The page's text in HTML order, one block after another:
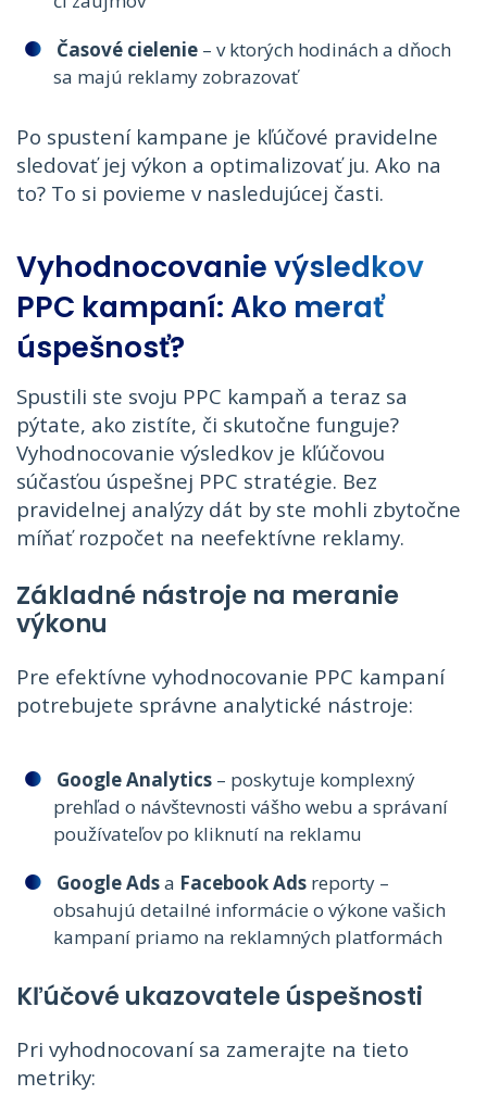
Časové cielenie– v ktorých hodinách a dňoch
sa majú reklamy zobrazovať
Po spustení kampane je kľúčové pravidelne
sledovať jej výkon a optimalizovať ju. Ako na
to? To si povieme v nasledujúcej časti.
Vyhodnocovanie výsledkov
PPC kampaní: Ako merať
úspešnosť?
Spustili ste svoju PPC kampaň a teraz sa
pýtate, ako zistíte, či skutočne funguje?
Vyhodnocovanie výsledkov je kľúčovou
súčasťou úspešnej PPC stratégie. Bez
pravidelnej analýzy dát by ste mohli zbytočne
míňať rozpočet na neefektívne reklamy.
Základné nástroje na meranie
výkonu
Pre efektívne vyhodnocovanie PPC kampaní
potrebujete správne analytické nástroje:
Google Analytics– poskytuje komplexný
prehľad o návštevnosti vášho webu a správaní
používateľov po kliknutí na reklamu
Google Adsa Facebook Adsreporty –
obsahujú detailné informácie o výkone vašich
kampaní priamo na reklamných platformách
Kľúčové ukazovatele úspešnosti
Pri vyhodnocovaní sa zamerajte na tieto
metriky: